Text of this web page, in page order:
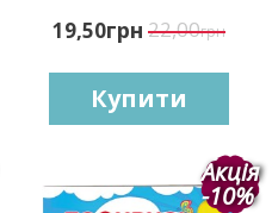
19,50грн 22,00грн
Купити
Акція
-10%